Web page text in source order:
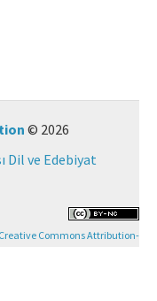
© 2026
Dil ve Edebiyat
Creative Commons Attribution-